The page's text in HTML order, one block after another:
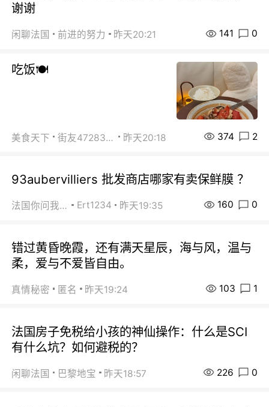
谢谢
闲聊法国 前进的努力 昨天20:21 141 0
吃饭🍽️
美食天下 街友472838572 昨天20:18 374 2
93aubervilliers 批发商店哪家有卖保鲜膜 ？
法国你问我答 Ert1234 昨天19:35 160 0
错过黄昏晚霞，还有满天星辰，海与风，温与
柔，爱与不爱皆自由。
真情秘密 匿名 昨天19:24 103 1
法国房子免税给小孩的神仙操作：什么是SCI
有什么坑？如何避税的？
闲聊法国 巴黎地宝 昨天18:57 226 0